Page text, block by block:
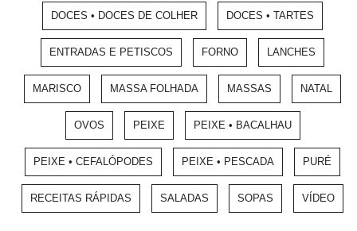
DOCES • DOCES DE COLHER DOCES • TARTES
ENTRADAS E PETISCOS FORNO LANCHES
MARISCO MASSA FOLHADA MASSAS NATAL
OVOS PEIXE PEIXE • BACALHAU
PEIXE • CEFALÓPODES PEIXE • PESCADA PURÉ
RECEITAS RÁPIDAS SALADAS SOPAS VÍDEO